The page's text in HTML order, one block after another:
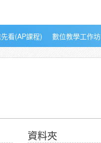
看(AP課程) 數位教學工作坊
資料夾